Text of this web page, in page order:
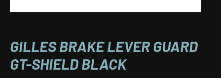
GILLES BRAKE LEVER GUARD
GT-SHIELD BLACK